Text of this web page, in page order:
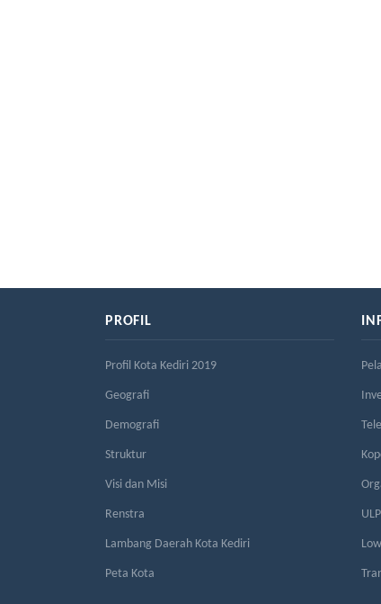
PROFIL
Profil Kota Kediri 2019
Geografi
Demografi
Struktur
Visi dan Misi
Renstra
Lambang Daerah Kota Kediri
Peta Kota
ULP